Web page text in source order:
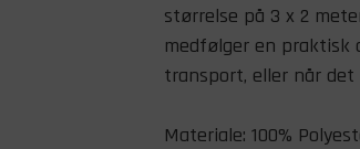
størrelse på 3 x 2
medfølger en praktisk
transport, eller når
Materiale: 100%